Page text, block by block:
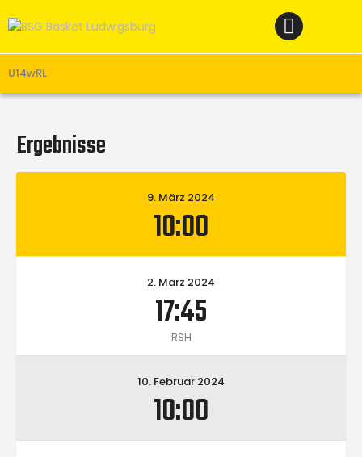
U14wRL
Teams M
Unterstützen
Ergebnisse
9. März 2024
10:00
2. März 2024
17:45
RSH
10. Februar 2024
10:00